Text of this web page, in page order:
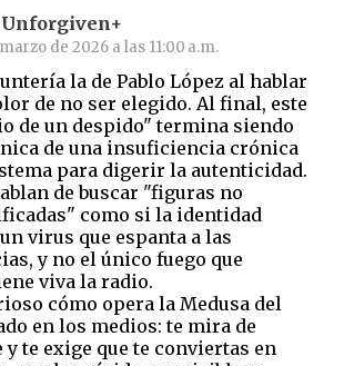
Unforgiven+
de 2026 a las 11:00 a.m.
la de Pablo López al hablar
de no ser elegido. Al final, este
de un despido" termina siendo
de una insuficiencia crónica
para digerir la autenticidad.
de buscar "figuras no
como si la identidad
virus que espanta a las
y no el único fuego que
viva la radio.
cómo opera la Medusa del
en los medios: te mira de
y te exige que te conviertas en